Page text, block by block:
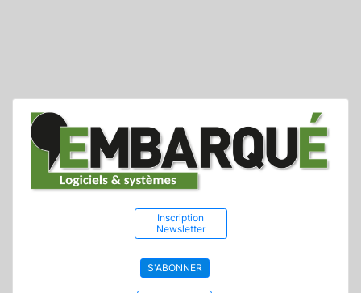
Inscription
Newsletter
S'ABONNER